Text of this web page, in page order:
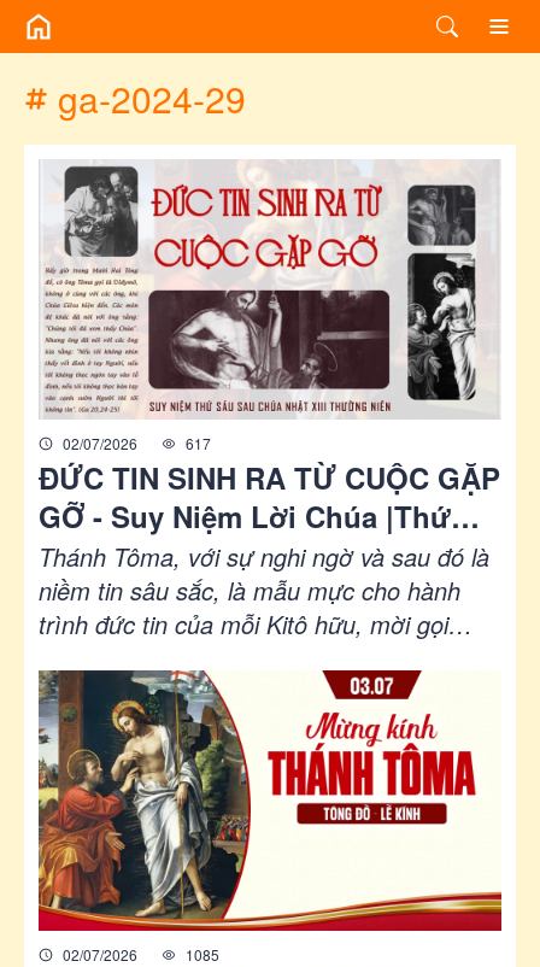
ga-2024-29
02/07/2026 617
ĐỨC TIN SINH RA TỪ CUỘC GẶP
GỠ - Suy Niệm Lời Chúa |Thứ
Sáu Sau Chúa Nhật Tuần XIII Mùa
Thường Niên - LỄ THÁNH TÔMA
TÔNG ÐỒ - Lễ Kính|Ga 20, 24-29|
Lm Gioan Lê Quang Tuyến
Thánh Tôma, với sự nghi ngờ và sau đó là
niềm tin sâu sắc, là mẫu mực cho hành
trình đức tin của mỗi Kitô hữu, mời gọi
gặp gỡ Chúa và sự trưởng thành trong đức
tin.
02/07/2026 1085
/chuyen-de/tag?id=ga-2024-29